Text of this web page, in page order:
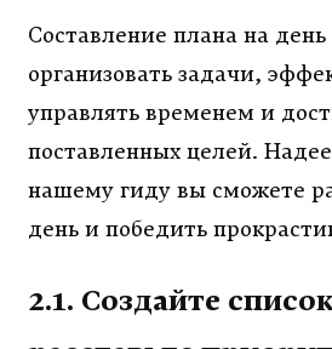
Составление плана на день
организовать задачи,
управлять временем и
поставленных целей.
нашему гиду вы сможете
день и победить
2.1. Создайте